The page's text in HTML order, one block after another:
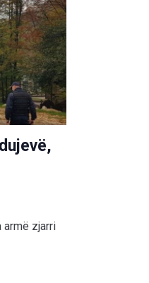
armë zjarri